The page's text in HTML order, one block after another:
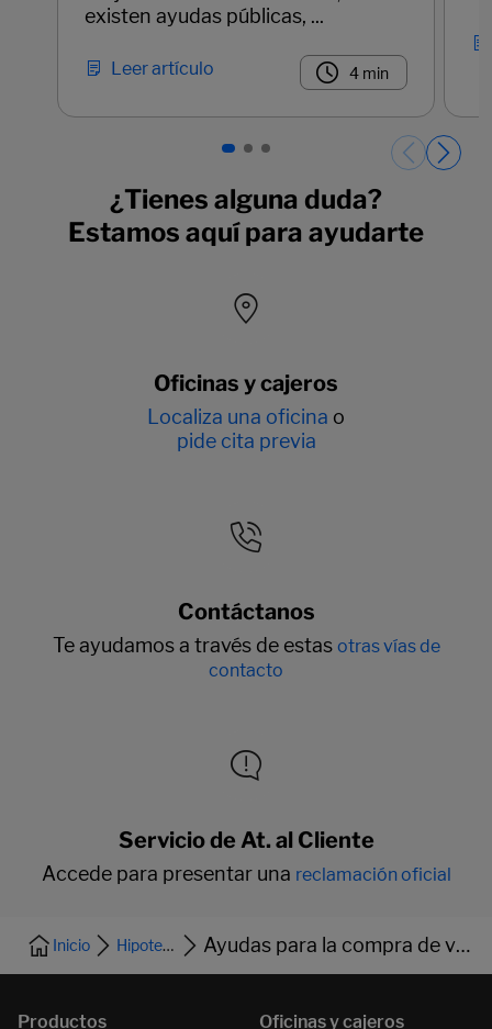
existen ayudas públicas, ...
Leer artículo 4 min
¿Tienes alguna duda?
Estamos aquí para ayudarte
Oficinas y cajeros
Localiza una oficina o
pide cita previa
Contáctanos
Te ayudamos a través de estas otras vías de
contacto
Servicio de At. al Cliente
Accede para presentar una reclamación oficial
Inicio Hipotecas Ayudas para la compra de vivienda